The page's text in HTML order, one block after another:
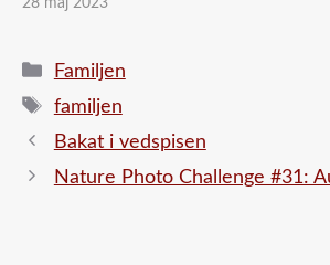
28 maj 2023
Kategorier
Familjen
Etiketter
familjen
Bakat i vedspisen
Nature Photo Challenge #31: